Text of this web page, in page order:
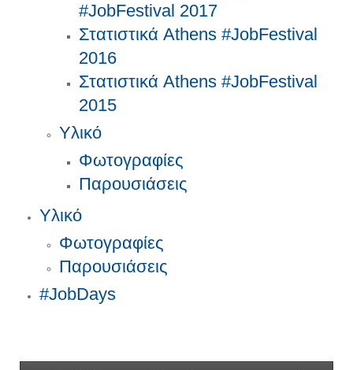
#JobFestival 2017
Στατιστικά Athens #JobFestival
2016
Στατιστικά Athens #JobFestival
2015
Υλικό
Φωτογραφίες
Παρουσιάσεις
Υλικό
Φωτογραφίες
Παρουσιάσεις
#JobDays